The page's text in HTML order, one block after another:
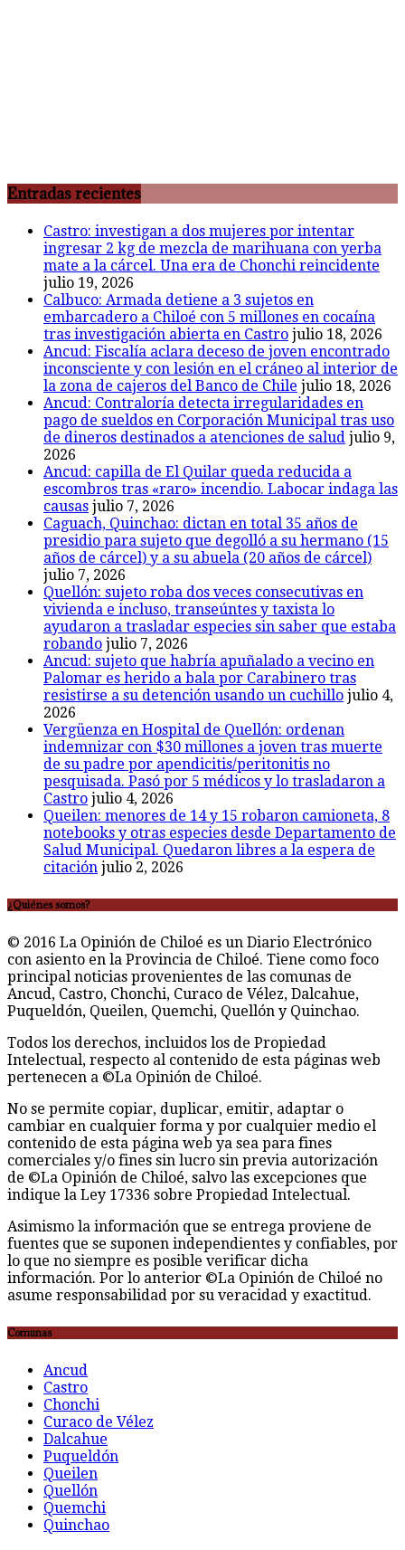
ingresar 2 kg de mezcla de marihuana con yerba
mate a la cárcel. Una era de Chonchi reincidente
julio 19, 2026
Calbuco: Armada detiene a 3 sujetos en
embarcadero a Chiloé con 5 millones en cocaína
tras investigación abierta en Castro julio 18, 2026
Ancud: Fiscalía aclara deceso de joven encontrado
inconsciente y con lesión en el cráneo al interior de
la zona de cajeros del Banco de Chile julio 18, 2026
Ancud: Contraloría detecta irregularidades en
pago de sueldos en Corporación Municipal tras uso
de dineros destinados a atenciones de salud julio 9,
2026
Ancud: capilla de El Quilar queda reducida a
escombros tras «raro» incendio. Labocar indaga las
causas julio 7, 2026
Caguach, Quinchao: dictan en total 35 años de
presidio para sujeto que degolló a su hermano (15
años de cárcel) y a su abuela (20 años de cárcel)
julio 7, 2026
Quellón: sujeto roba dos veces consecutivas en
vivienda e incluso, transeúntes y taxista lo
ayudaron a trasladar especies sin saber que estaba
robando julio 7, 2026
Ancud: sujeto que habría apuñalado a vecino en
Palomar es herido a bala por Carabinero tras
resistirse a su detención usando un cuchillo julio 4,
2026
Vergüenza en Hospital de Quellón: ordenan
indemnizar con $30 millones a joven tras muerte
de su padre por apendicitis/peritonitis no
pesquisada. Pasó por 5 médicos y lo trasladaron a
Castro julio 4, 2026
Queilen: menores de 14 y 15 robaron camioneta, 8
notebooks y otras especies desde Departamento de
Salud Municipal. Quedaron libres a la espera de
citación julio 2, 2026
¿Quiénes somos?
con asiento en la Provincia de Chiloé. Tiene como foco
Ancud, Castro, Chonchi, Curaco de Vélez, Dalcahue,
Puqueldón, Queilen, Quemchi, Quellón y Quinchao.
Todos los derechos, incluidos los de Propiedad
Intelectual, respecto al contenido de esta páginas web
pertenecen a ©La Opinión de Chiloé.
No se permite copiar, duplicar, emitir, adaptar o
cambiar en cualquier forma y por cualquier medio el
contenido de esta página web ya sea para fines
comerciales y/o fines sin lucro sin previa autorización
de ©La Opinión de Chiloé, salvo las excepciones que
indique la Ley 17336 sobre Propiedad Intelectual.
Asimismo la información que se entrega proviene de
fuentes que se suponen independientes y confiables, por
lo que no siempre es posible verificar dicha
información. Por lo anterior ©La Opinión de Chiloé no
asume responsabilidad por su veracidad y exactitud.
Comunas
Castro
Curaco de Vélez
Dalcahue
Puqueldón
Queilen
Quellón
Quemchi
Quinchao
F
t
G